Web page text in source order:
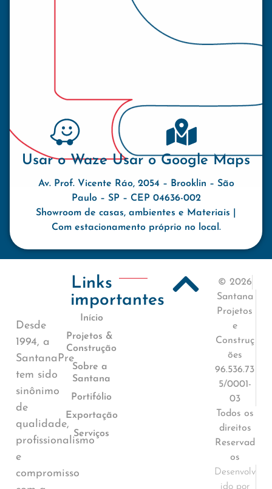
Usar o Waze Usar o Google Maps
Av. Prof. Vicente Ráo, 2054 – Brooklin – São
Paulo – SP – CEP 04636-002
Showroom de casas, ambientes e Materiais |
Com estacionamento próprio no local.
Desde
1994, a
SantanaPre
tem sido
sinônimo
de
qualidade,
profissionalismo
e
compromisso
Links
importantes
Início
Projetos &
Construção
Sobre a
Santana
Portifólio
Exportação
Serviços
© 2026
Santana
Projetos
e
Construç
ões
96.536.73
5/0001-
03
Todos os
direitos
Reservad
os
Desenvolv
ido por